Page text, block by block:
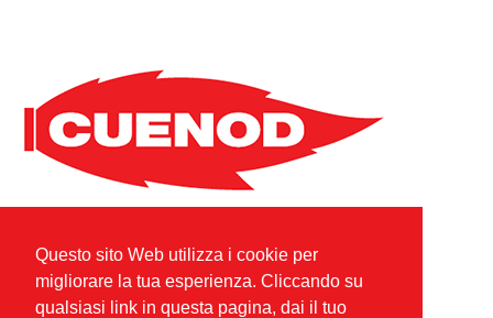
Questo sito Web utilizza i cookie per
migliorare la tua esperienza. Cliccando su
qualsiasi link in questa pagina, dai il tuo
Combustion Technologies Division
Ariston Group